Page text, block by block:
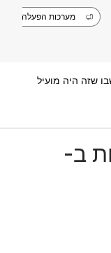
מערכות הפעלה
ב-